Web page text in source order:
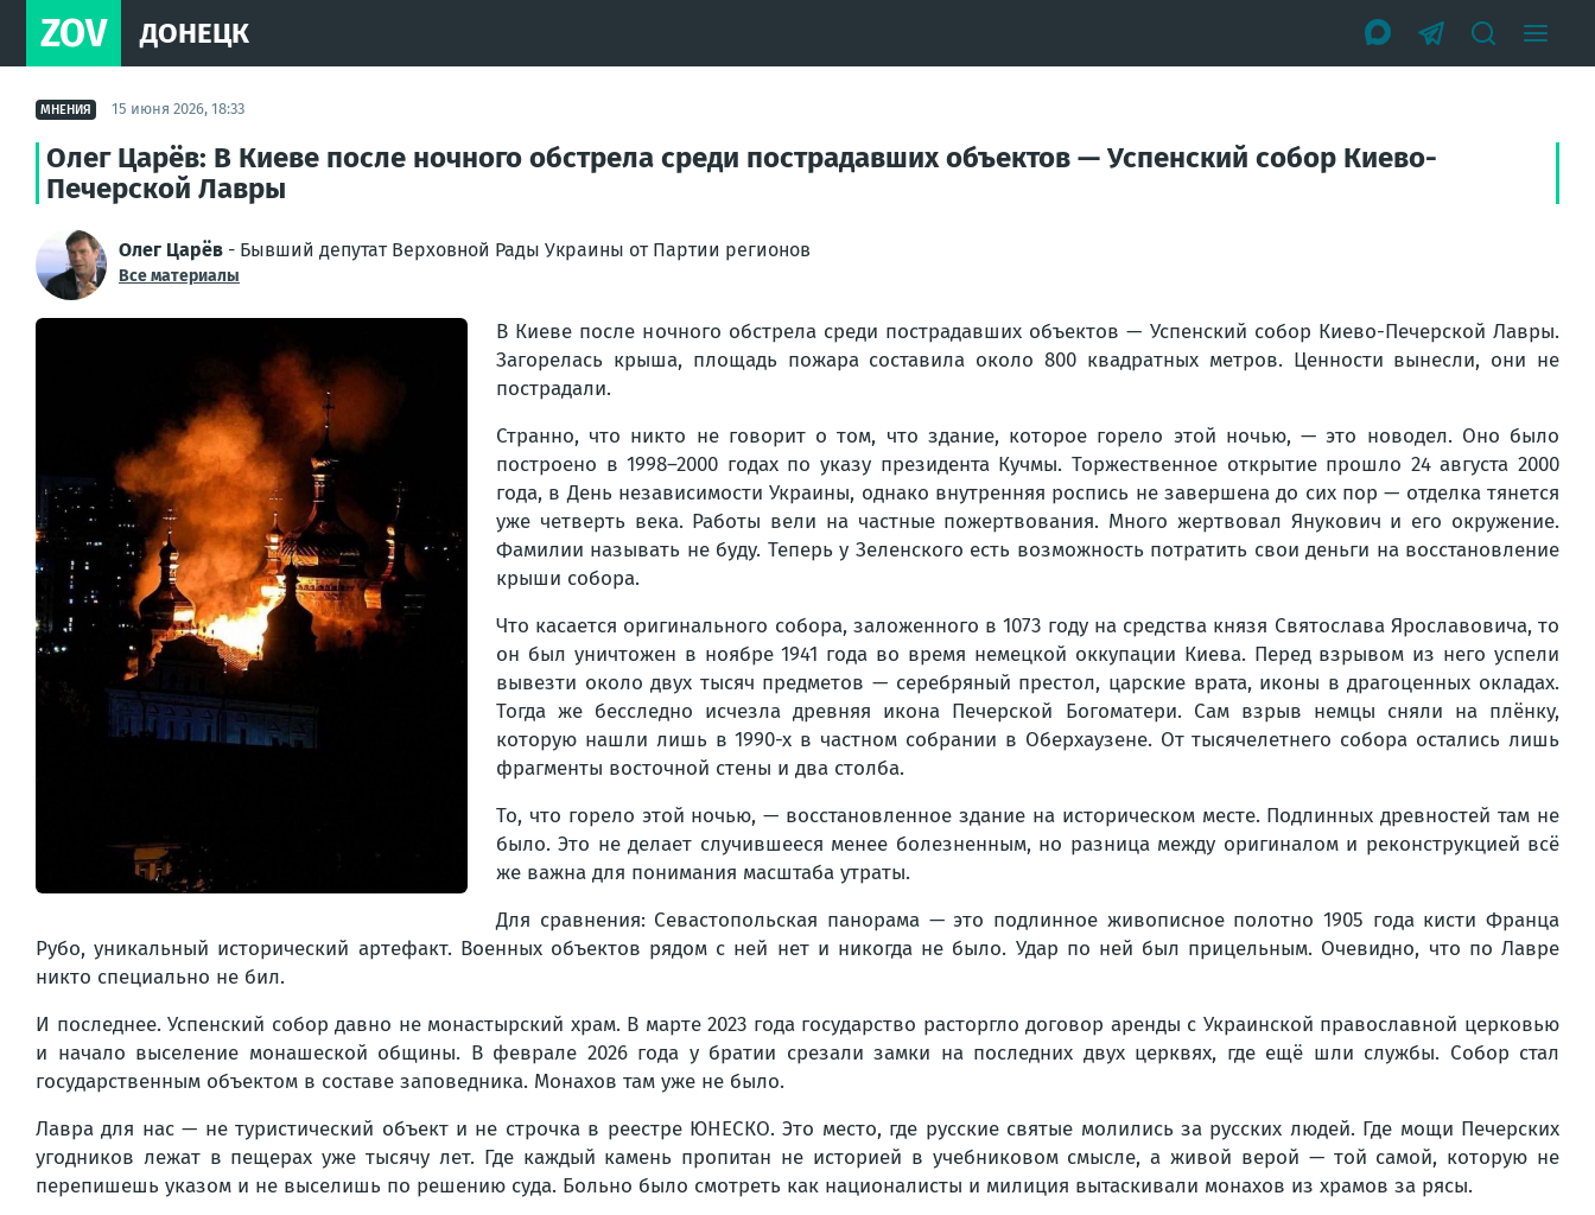
ZOV ДОНЕЦК
МНЕНИЯ 15 июня 2026, 18:33
Олег Царёв: В Киеве после ночного обстрела среди пострадавших объектов — Успенский собор Киево-
Печерской Лавры
Олег Царёв - Бывший депутат Верховной Рады Украины от Партии регионов
Все материалы
В Киеве после ночного обстрела среди пострадавших объектов — Успенский собор Киево-Печерской Лавры.
Загорелась крыша, площадь пожара составила около 800 квадратных метров. Ценности вынесли, они не
пострадали.
Странно, что никто не говорит о том, что здание, которое горело этой ночью, — это новодел. Оно было
построено в 1998–2000 годах по указу президента Кучмы. Торжественное открытие прошло 24 августа 2000
года, в День независимости Украины, однако внутренняя роспись не завершена до сих пор — отделка тянется
уже четверть века. Работы вели на частные пожертвования. Много жертвовал Янукович и его окружение.
Фамилии называть не буду. Теперь у Зеленского есть возможность потратить свои деньги на восстановление
крыши собора.
Что касается оригинального собора, заложенного в 1073 году на средства князя Святослава Ярославовича, то
он был уничтожен в ноябре 1941 года во время немецкой оккупации Киева. Перед взрывом из него успели
вывезти около двух тысяч предметов — серебряный престол, царские врата, иконы в драгоценных окладах.
Тогда же бесследно исчезла древняя икона Печерской Богоматери. Сам взрыв немцы сняли на плёнку,
которую нашли лишь в 1990-х в частном собрании в Оберхаузене. От тысячелетнего собора остались лишь
фрагменты восточной стены и два столба.
То, что горело этой ночью, — восстановленное здание на историческом месте. Подлинных древностей там не
было. Это не делает случившееся менее болезненным, но разница между оригиналом и реконструкцией всё
же важна для понимания масштаба утраты.
Для сравнения: Севастопольская панорама — это подлинное живописное полотно 1905 года кисти Франца
Рубо, уникальный исторический артефакт. Военных объектов рядом с ней нет и никогда не было. Удар по ней был прицельным. Очевидно, что по Лавре
никто специально не бил.
И последнее. Успенский собор давно не монастырский храм. В марте 2023 года государство расторгло договор аренды с Украинской православной церковью
и начало выселение монашеской общины. В феврале 2026 года у братии срезали замки на последних двух церквях, где ещё шли службы. Собор стал
государственным объектом в составе заповедника. Монахов там уже не было.
Лавра для нас — не туристический объект и не строчка в реестре ЮНЕСКО. Это место, где русские святые молились за русских людей. Где мощи Печерских
угодников лежат в пещерах уже тысячу лет. Где каждый камень пропитан не историей в учебниковом смысле, а живой верой — той самой, которую не
перепишешь указом и не выселишь по решению суда. Больно было смотреть как националисты и милиция вытаскивали монахов из храмов за рясы.